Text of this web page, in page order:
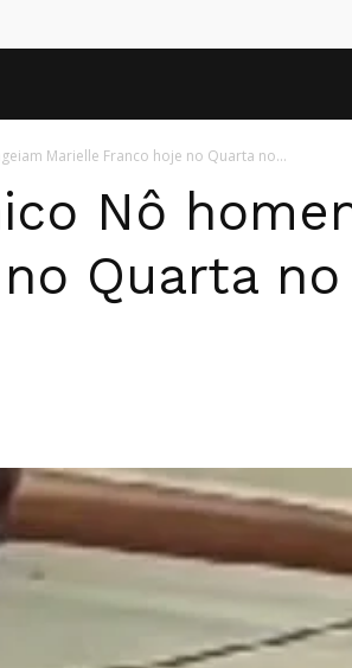
Marielle Franco hoje no Quarta no...
Nô
Quarta